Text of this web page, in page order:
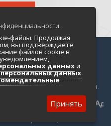
Отечественной войны.
файлы. Продолжая
вы подтверждаете
файлов cookie в
данныхи
данных.
Принять